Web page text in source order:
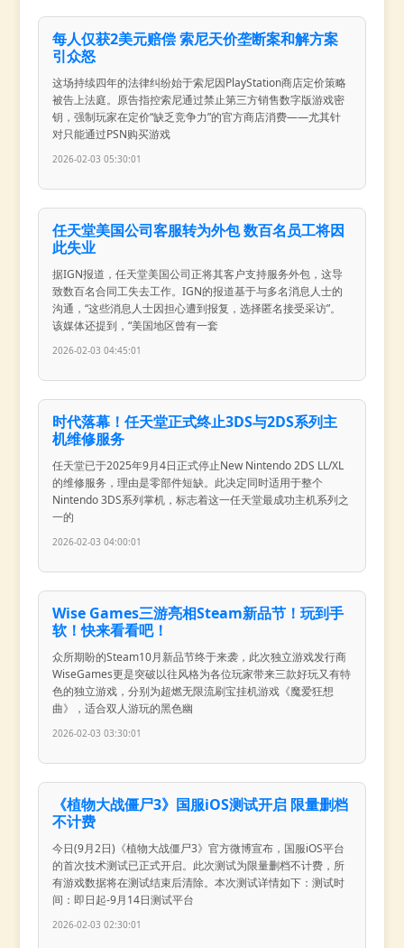
每人仅获2美元赔偿 索尼天价垄断案和解方案
引众怒
这场持续四年的法律纠纷始于索尼因PlayStation商店定价策略
被告上法庭。原告指控索尼通过禁止第三方销售数字版游戏密
钥，强制玩家在定价“缺乏竞争力”的官方商店消费——尤其针
对只能通过PSN购买游戏
2026-02-03 05:30:01
任天堂美国公司客服转为外包 数百名员工将因
此失业
据IGN报道，任天堂美国公司正将其客户支持服务外包，这导
致数百名合同工失去工作。IGN的报道基于与多名消息人士的
沟通，“这些消息人士因担心遭到报复，选择匿名接受采访”。
该媒体还提到，“美国地区曾有一套
2026-02-03 04:45:01
时代落幕！任天堂正式终止3DS与2DS系列主
机维修服务
任天堂已于2025年9月4日正式停止New Nintendo 2DS LL/XL
的维修服务，理由是零部件短缺。此决定同时适用于整个
Nintendo 3DS系列掌机，标志着这一任天堂最成功主机系列之
一的
2026-02-03 04:00:01
Wise Games三游亮相Steam新品节！玩到手
软！快来看看吧！
众所期盼的Steam10月新品节终于来袭，此次独立游戏发行商
WiseGames更是突破以往风格为各位玩家带来三款好玩又有特
色的独立游戏，分别为超燃无限流刷宝挂机游戏《魔爱狂想
曲》，适合双人游玩的黑色幽
2026-02-03 03:30:01
《植物大战僵尸3》国服iOS测试开启 限量删档
不计费
今日(9月2日)《植物大战僵尸3》官方微博宣布，国服iOS平台
的首次技术测试已正式开启。此次测试为限量删档不计费，所
有游戏数据将在测试结束后清除。本次测试详情如下：测试时
间：即日起-9月14日测试平台
2026-02-03 02:30:01